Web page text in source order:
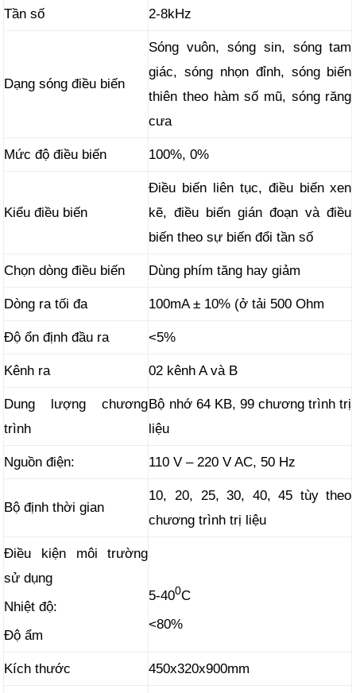
Tần số 2-8kHz
Dạng sóng điều biến
Sóng vuôn, sóng sin, sóng tam
giác, sóng nhọn đỉnh, sóng biến
thiên theo hàm số mũ, sóng răng
cưa
Mức độ điều biến 100%, 0%
Kiểu điều biến
Điều biến liên tục, điều biến xen
kẽ, điều biến gián đoạn và điều
biến theo sự biến đổi tần số
Chọn dòng điều biến Dùng phím tăng hay giảm
Dòng ra tối đa 100mA ± 10% (ở tải 500 Ohm
Độ ổn định đầu ra <5%
Kênh ra 02 kênh A và B
Dung lượng chương
trình
Bộ nhớ 64 KB, 99 chương trình trị
liệu
Nguồn điện: 110 V – 220 V AC, 50 Hz
Bộ định thời gian
10, 20, 25, 30, 40, 45 tùy theo
chương trình trị liệu
Điều kiện môi trường
sử dụng
Nhiệt độ:
Độ ẩm
5-400C
<80%
Kích thước 450x320x900mm